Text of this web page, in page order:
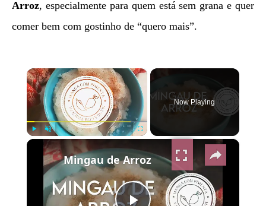
Arroz, especialmente para quem está sem grana e quer
comer bem com gostinho de “quero mais”.
×
Unmute
Now Playing
×
Mingau de Arroz